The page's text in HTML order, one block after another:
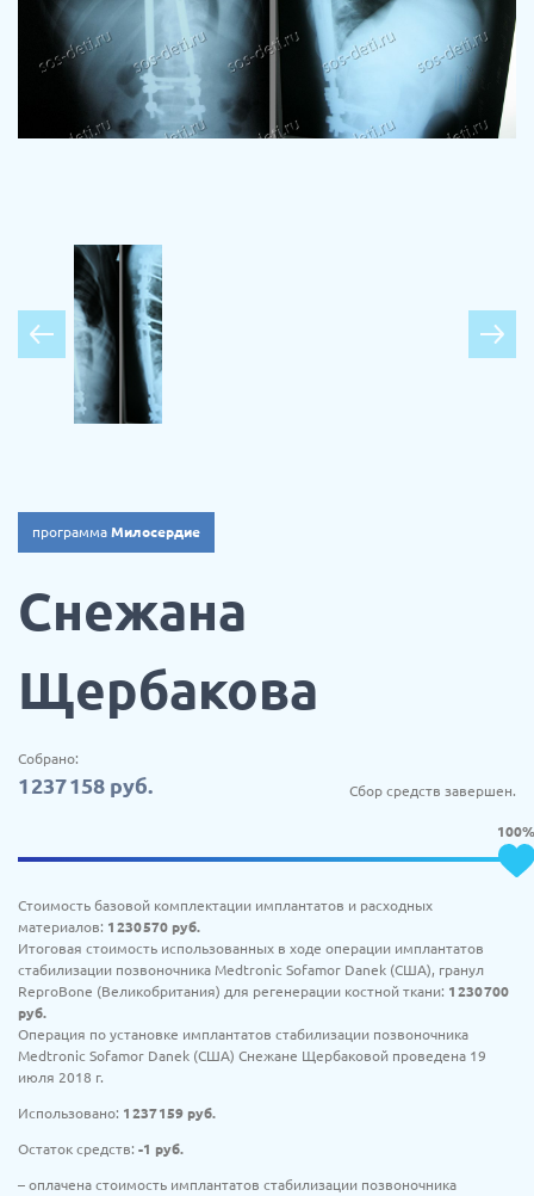
программа Милосердие
Снежана
Щербакова
Собрано:
1 237 158руб. Сбор средств завершен.
100%
Стоимость базовой комплектации имплантатов и расходных
материалов: 1 230 570 руб.
Итоговая стоимость использованных в ходе операции имплантатов
стабилизации позвоночника Medtronic Sofamor Danek (США), гранул
ReproBone (Великобритания) для регенерации костной ткани: 1 230 700
руб.
Операция по установке имплантатов стабилизации позвоночника
Medtronic Sofamor Danek (США) Снежане Щербаковой проведена 19
июля 2018 г.
Использовано: 1 237 159 руб.
Остаток средств: -1 руб.
– оплачена стоимость имплантатов стабилизации позвоночника